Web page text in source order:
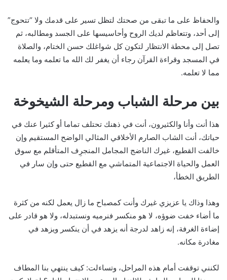
والحفاظ على ما تبقى من صحتك لتظل تسير على قدمك ولا “تتحوج”
إلى أحد، وتتعاظم لديك الروح وأحاسيسها على الجسد ومطالبه، ثم
تصل إلى محطة الانتظار لتكون كل شواغلك حسن الختام، والصلاة
في المسجد وقراءة القرآن رجاء أن يغفر لك الله ما تعلمه وما يعلمه
مما لا تعلمه.
بين مرحلة الشباب ومرحلة الشيخوخة
هذا أنت وأنا والكثيرون، أنت في ذهنك تحتلف تماما أو كثيرا عنك في
حياتك، أنت الشاب الصارم الأخلاقي المثالي الواضح المستقيم وإن
خالفت القطيع، غيرك الناضج المجامل المنجرِف المتأقلم مع سوق
العمل والحياة الاجتماعية المتماشي مع القطيع حتى وإن سار في
الطريق الخطأ،
وهذا وذاك يا عزيزي غيرك وأنت كمصباح ما زال يعمل لكنه من كثرة
ما أضاء خفت ضوؤه، لا هو منكسر فنرميه ونستبدله، ولا هو قادر على
إضاءة الغرفة، إنه زاهد لدرجة أنه يزهد في أن ينكسر ويزهد في
مغادرة مكانه.
لكنني توقفت أمام هذه المراحل، وتساءلت: كيف ينتهي بنا المطاف